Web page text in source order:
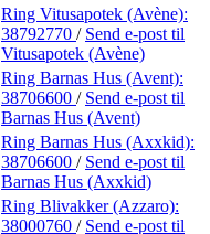
Ring Vitusapotek (Avène):
38792770 / Send e-post til
Vitusapotek (Avène)
Ring Barnas Hus (Avent):
38706600 / Send e-post til
Barnas Hus (Avent)
Ring Barnas Hus (Axxkid):
38706600 / Send e-post til
Barnas Hus (Axxkid)
Ring Blivakker (Azzaro):
38000760 / Send e-post til